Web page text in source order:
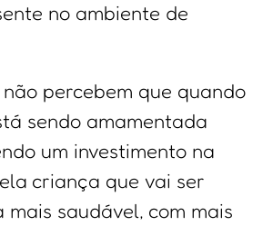
no ambiente de
não percebem que quando
sendo amamentada
um investimento na
criança que vai ser
mais saudável, com mais